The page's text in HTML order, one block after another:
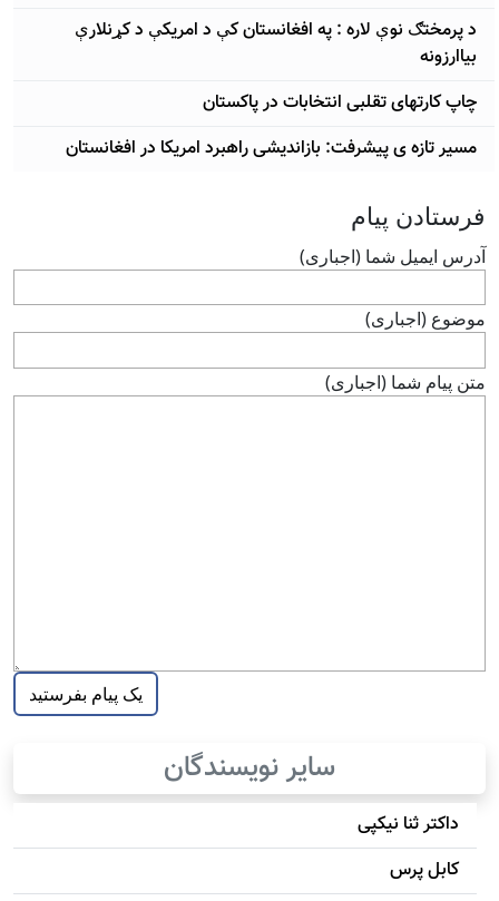
د پرمختګ نوې لاره : په افغانستان کې د امریکې د کړنلارې
بیاارزونه
چاپ کارتهای تقلبی انتخابات در پاکستان
مسیر تازه ی پیشرفت: بازاندیشی راهبرد امریکا در افغانستان
فرستادن پيام
آدرس ايميل شما (اجباری)
موضوع (اجباری)
متن پيام شما (اجباری)
سایر نویسندگان
داکتر ثنا نیکپی
کابل پرس